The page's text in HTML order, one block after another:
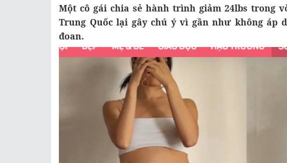
Một cô gái chia sẻ hành trình giảm 24lbs trong
Trung Quốc lại gây chú ý vì gần như không áp
đoan.